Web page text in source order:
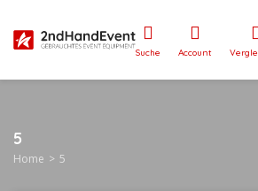
Suche Account
5
Home 5